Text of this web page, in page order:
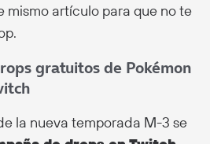
mismo artículo para que no te
gratuitos de Pokémon
la nueva temporada M-3 se